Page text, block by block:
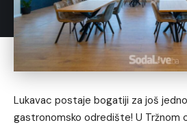
Lukavac postaje bogatiji za još
gastronomsko odredište! U Tržnom